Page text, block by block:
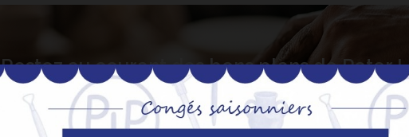
Restez au courant des bons plans de Peter